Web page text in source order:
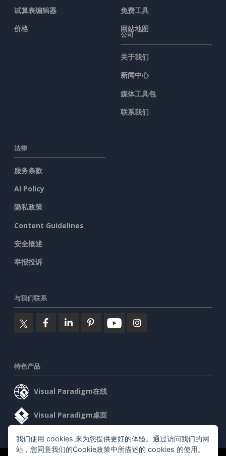
试算表编辑器
价格
免费工具
网站地图
公司
关于我们
新闻中心
媒体工具包
联系我们
法律
服务条款
AI Policy
隐私政策
Content Guidelines
安全概述
举报投诉
与我们联系
特色产品
Visual Paradigm在线
Visual Paradigm桌面
我们使用 cookies 来为您提供更好的体验。通过访问我们的网
站，您同意我们的Cookie政策中所描述的 cookies 的使用。